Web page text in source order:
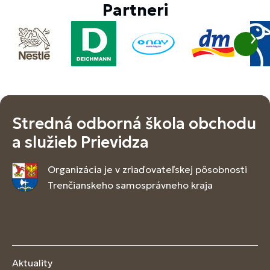
Partneri
Stredná odborná škola obchodu
a služieb Prievidza
Organizácia je v zriaďovateľskej pôsobnosti
Trenčianskeho samosprávneho kraja
Aktuality